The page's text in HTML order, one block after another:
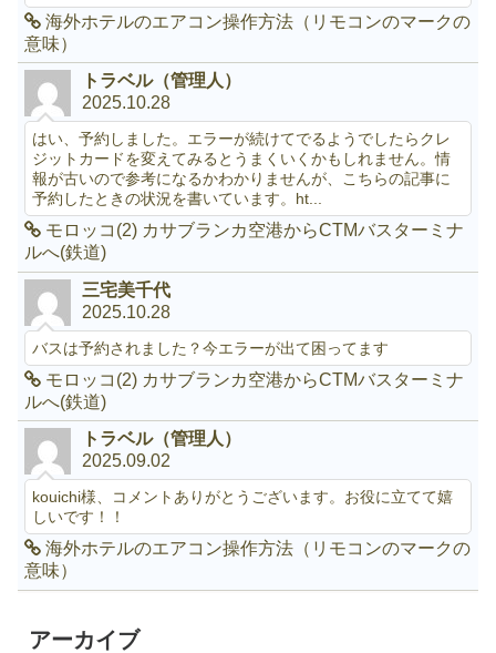
海外ホテルのエアコン操作方法（リモコンのマークの
意味）
トラベル（管理人）
2025.10.28
はい、予約しました。エラーが続けてでるようでしたらクレ
ジットカードを変えてみるとうまくいくかもしれません。情
報が古いので参考になるかわかりませんが、こちらの記事に
予約したときの状況を書いています。ht...
モロッコ(2) カサブランカ空港からCTMバスターミナ
ルへ(鉄道)
三宅美千代
2025.10.28
バスは予約されました？今エラーが出て困ってます
モロッコ(2) カサブランカ空港からCTMバスターミナ
ルへ(鉄道)
トラベル（管理人）
2025.09.02
kouichi様、コメントありがとうございます。お役に立てて嬉
しいです！！
海外ホテルのエアコン操作方法（リモコンのマークの
意味）
アーカイブ